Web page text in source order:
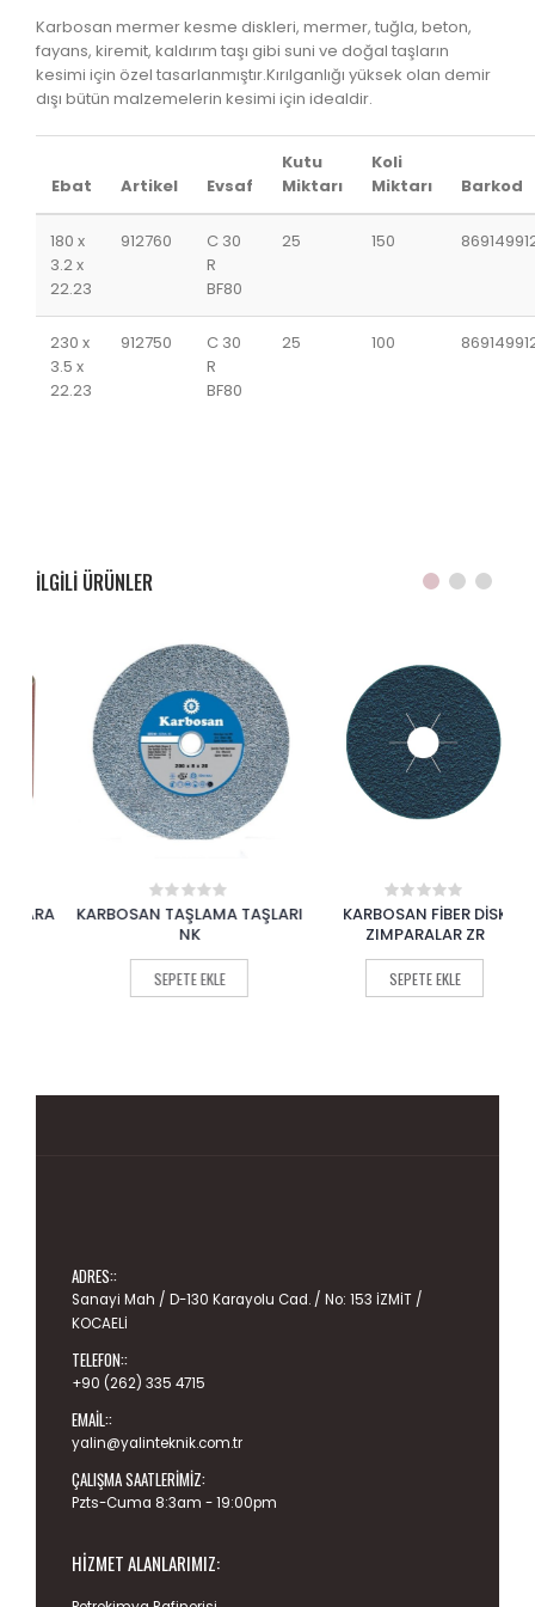
Karbosan mermer kesme diskleri, mermer, tuğla, beton,
fayans, kiremit, kaldırım taşı gibi suni ve doğal taşların
kesimi için özel tasarlanmıştır.‏Kırılganlığı yüksek olan demir
dışı bütün malzemelerin kesimi için idealdir.
Ebat Artikel Evsaf
Kutu
Miktarı
Koli
Miktarı
Barkod
180 x
3.2 x
22.23
912760
C 30
R
BF80
25 150
230 x
3.5 x
22.23
912750
C 30
R
BF80
25 100
ILGILI ÜRÜNLER
0
KARBOSAN TAŞLAMA TAŞLARI
SEPETE EKLE
0
out
KARBOSAN FİBER DİSK
ZIMPARALAR ZR
SEPETE EKLE
ADRES::
Sanayi Mah / D-130 Karayolu Cad. / No: 153 İZMİT /
KOCAELİ
TELEFON::
+90 (262) 335 4715
EMAIL::
yalin@yalinteknik.com.tr
ÇALIŞMA SAATLERIMIZ:
Pzts-Cuma 8:3am - 19:00pm
HIZMET ALANLARIMIZ: